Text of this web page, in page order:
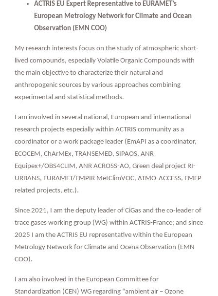
ACTRIS EU Expert Representative to EURAMET’s
European Metrology Network for Climate and Ocean
Observation (EMN COO)
My research interests focus on the study of atmospheric short-
lived compounds, especially Volatile Organic Compounds with
the main objective to characterize their natural and
anthropogenic sources by various approaches combining
experimental and statistical methods.
I am involved in several national, European and international
research projects especially within ACTRIS community as a
coordinator or a work package leader (EmAPI as a coordinator,
ECOCEM, ChArMEx, TRANSEMED, SIPAOS, ANR
Equipex+/OBS4CLIM, ANR ACROSS-AO, Green deal project RI-
URBANS, EURAMET/EMPIR MetClimVOC, ATMO-ACCESS, EMEP
related projects, etc.).
Since 2021, I am the deputy leader of CiGas and the co-leader of
trace gases working group (WG) within ACTRIS-France; and since
2025 I am the ACTRIS EU representative within the European
Metrology Network for Climate and Ocena Observation (EMN
COO).
I am also involved in the European Committee for
Standardization (CEN) WG regarding “ambient air – Ozone